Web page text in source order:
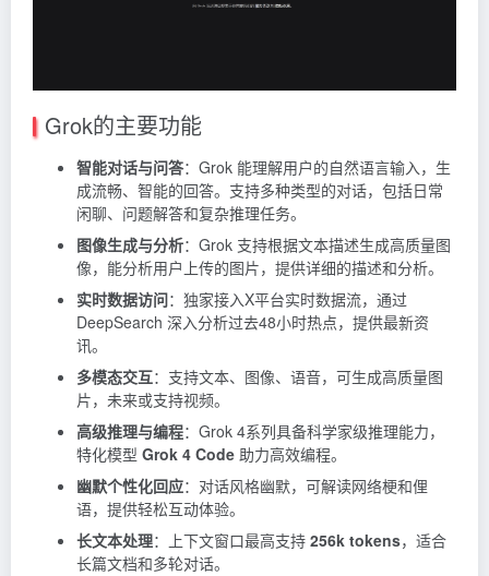
Grok的主要功能
智能对话与问答：Grok 能理解用户的自然语言输入，生
成流畅、智能的回答。支持多种类型的对话，包括日常
闲聊、问题解答和复杂推理任务。
图像生成与分析：Grok 支持根据文本描述生成高质量图
像，能分析用户上传的图片，提供详细的描述和分析。
实时数据访问：独家接入X平台实时数据流，通过
DeepSearch 深入分析过去48小时热点，提供最新资
讯。
多模态交互：支持文本、图像、语音，可生成高质量图
片，未来或支持视频。
高级推理与编程：Grok 4系列具备科学家级推理能力，
特化模型 Grok 4 Code 助力高效编程。
幽默个性化回应：对话风格幽默，可解读网络梗和俚
语，提供轻松互动体验。
长文本处理：上下文窗口最高支持 256k tokens，适合
长篇文档和多轮对话。